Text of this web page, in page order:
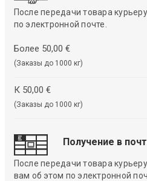
После передачи товара
по электронной почте.
Более 50,00 €
(Заказы до 1000 кг)
К 50,00 €
(Заказы до 1000 кг)
Получение в
После передачи товара
вам об этом по электронной